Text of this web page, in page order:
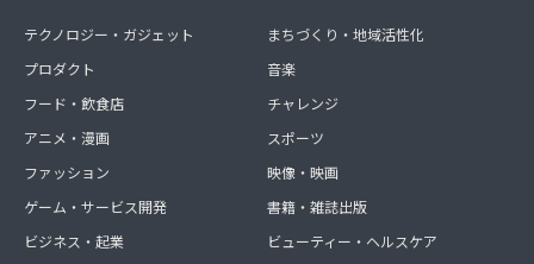
テクノロジー・ガジェット
プロダクト
フード・飲食店
アニメ・漫画
ファッション
ゲーム・サービス開発
ビジネス・起業
まちづくり・地域活性化
音楽
チャレンジ
スポーツ
映像・映画
書籍・雑誌出版
ビューティー・ヘルスケア